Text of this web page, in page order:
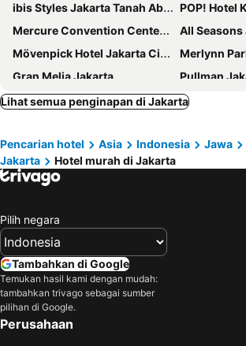
ibis Styles Jakarta Tanah Abang
POP! Hotel
Mercure Convention Center Ancol
All
Mövenpick Hotel Jakarta City Centre
Merlynn
Gran Melia Jakarta
Pullman
Asyana Kemayoran Jakarta
Grand Sahid
Amaroossa Cosmo Jakarta
Putri
Novotel Jakarta Mangga Dua Square
Holiday Inn & Suites
Sampit Residence Managed by FLAT06
ARTOTEL Gelora Senayan Jakarta
POP! Hotel
Sunlake Waterfront Resort & Convention
Mega Anggrek Hotel Jakarta Slipi
Royal Kuningan Hotel
Jayakarta Hotel Jakarta
Hotel Borobudur Jakarta
Lihat semua penginapan di Jakarta
Pencarian hotel Asia Indonesia Jawa
Jakarta
Hotel murah di Jakarta
Pilih negara
Tambahkan di Google
Temukan hasil kami dengan mudah:
tambahkan trivago sebagai sumber
pilihan di Google.
Perusahaan